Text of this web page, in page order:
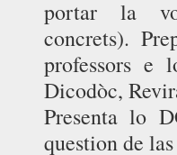
portar la
concrets).
professors e
Dicodòc,
Presenta lo
question de